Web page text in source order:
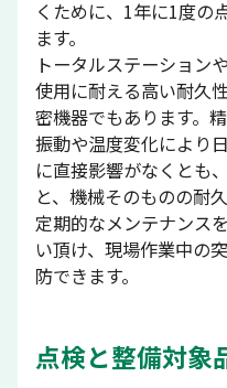
くために、1年に1度の
ます。
トータルステーション
使用に耐える高い耐久
密機器でもあります。
振動や温度変化により
に直接影響がなくとも
と、機械そのものの耐
定期的なメンテナンス
い頂け、現場作業中の
防できます。
点検と整備対象